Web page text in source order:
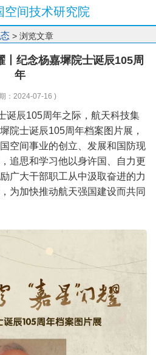
空间技术研究院
> 浏览文章
丨纪念杨嘉墀院士诞辰105周
年
期：2024-07-16 )
诞辰105周年之际，航天科技集
院士诞辰105周年档案图片展，
空间事业的创立、发展和国防现
追思和学习他以身许国、自力更
广大干部职工从中汲取奋进的力
为加快推动航天强国建设而共同